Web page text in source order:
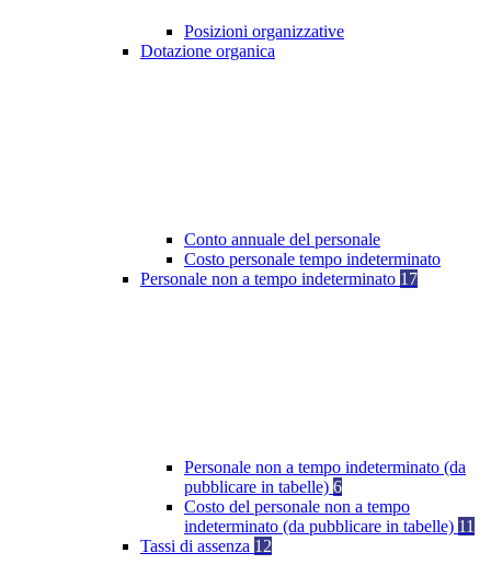
Posizioni organizzative
Dotazione organica
Conto annuale del personale
Costo personale tempo indeterminato
Personale non a tempo indeterminato 17
Personale non a tempo indeterminato (da
pubblicare in tabelle) 6
Costo del personale non a tempo
indeterminato (da pubblicare in tabelle) 11
Tassi di assenza 12